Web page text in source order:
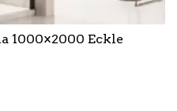
1000×2000 Eckle